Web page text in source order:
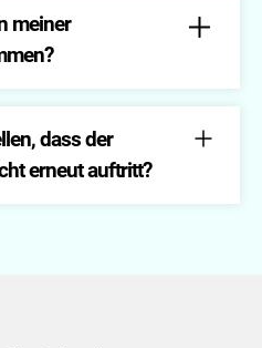
pauschale
um eine schnelle und
meiner
ab. Wir
bei der
dass der
erneut auftritt?